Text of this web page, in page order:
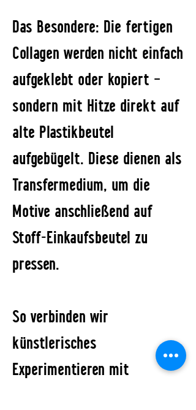
Das Besondere: Die fertigen
Collagen werden nicht einfach
aufgeklebt oder kopiert –
sondern mit Hitze direkt auf
alte Plastikbeutel
aufgebügelt. Diese dienen als
Transfermedium, um die
Motive anschließend auf
Stoff-Einkaufsbeutel zu
pressen.
So verbinden wir
künstlerisches
Experimentieren mit